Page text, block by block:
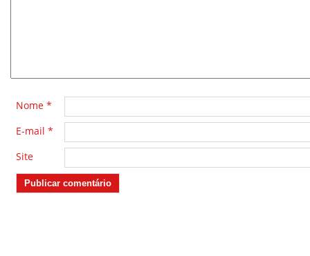
Nome *
E-mail *
Site